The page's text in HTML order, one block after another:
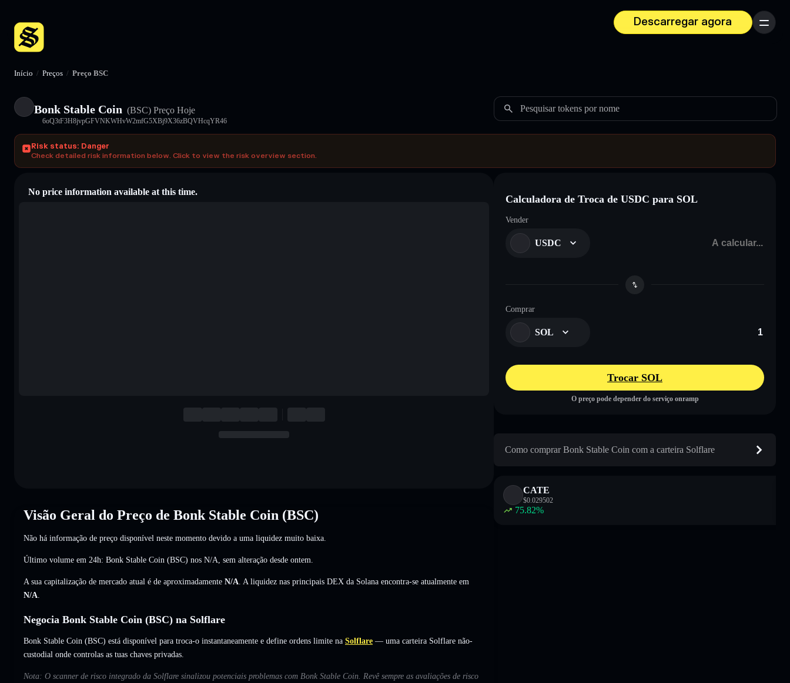
Descarregar agora
Menu
Início / Preços / Preço BSC
Bonk Stable Coin (BSC) Preço Hoje
6oQ3tF3H8jvpGFVNKWHvW2mfG5XBj9X36zBQVHcqYR46
Pesquisar tokens por nome
Risk status: Danger
Check detailed risk information below. Click to view the risk overview section.
No price information available at this time.
Visão Geral do Preço de Bonk Stable Coin (BSC)
Não há informação de preço disponível neste momento devido a uma liquidez muito baixa.
Último volume em 24h: Bonk Stable Coin (BSC) nos N/A sem alteração desde ontem.
A sua capitalização de mercado atual é de aproximadamente N/A . A liquidez nas principais DEX da Solana encontra-se atualmente em
N/A
Negocia Bonk Stable Coin (BSC) na Solflare
Bonk Stable Coin (BSC) está disponível para troca-o instantaneamente e define ordens limite na Solflare — uma carteira Solflare não-
custodial onde controlas as tuas chaves privadas.
Nota: O scanner de risco integrado da Solflare sinalizou potenciais problemas com Bonk Stable Coin. Revê sempre as avaliações de risco
Calculadora de Troca de USDC para SOL
Vender
USDC
Comprar
SOL
Trocar SOL
O preço pode depender do serviço onramp
Como comprar Bonk Stable Coin com a carteira Solflare
CATE
$0.029502
75.82%